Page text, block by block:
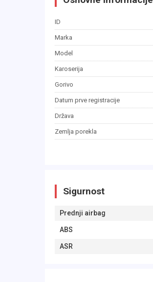
ID
Marka
Model
Karoserija
Gorivo
Datum prve registracije
Država
Zemlja porekla
Sigurnost
Prednji airbag
ABS
ASR